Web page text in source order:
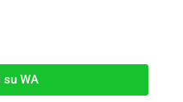
su WA